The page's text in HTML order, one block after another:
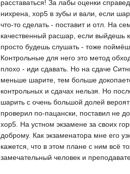
расставаться! За лабы оценки
нихрена, хор5 в зубы и вали, если
что-то сделать - поставит и отл. На
качественный расшар, если выйдешь
просто будешь слушать - тоже
Контрольные для него это метод
плохо - иди сдавать. Но на сдаче
меньше шарите, тем больше
контрольных и сдачах нельзя. Но
шарить с очень большой долей
проверил по-пацански, поставил не
хор5. На устном экзамене за своих
доброму. Как экзаменатора мне его
кажется, что в этом плане с ним всё
замечательный человек и